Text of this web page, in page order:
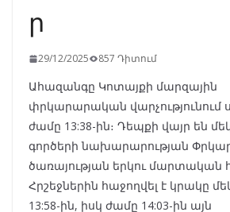
ր
29/12/2025 857 Դիտում
Ահազանգը Կոտայքի մարզային
փրկարարական վարչությունում
ժամը 13:38-ին։ Դեպքի վայր են
գործերի նախարարության
ծառայության երկու մարտական
Հրշեջներին հաջողվել է կրակը
13:58-ին, իսկ ժամը 14:03-ին այն